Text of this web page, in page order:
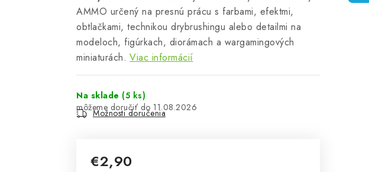
AMMO určený na presnú prácu s farbami, efektmi,
obtlačkami, technikou drybrushingu alebo detailmi na
modeloch, figúrkach, diorámach a wargamingových
miniaturách. Viac informácií
Na sklade (5 ks)
11.08.2026
Možnosti doručenia
€2,90